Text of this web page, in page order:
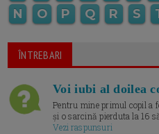
N
O P Q R S
ÎNTREBARI
Voi iubi al doilea
Pentru mine primul copil a
și o sarcină pierduta la 16
Vezi raspunsuri